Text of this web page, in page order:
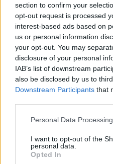
section to confirm your
opt-out request is processed
interest-based ads based on
us or personal information
your opt-out. You may
disclosure of your personal
IAB’s list of downstream
also be disclosed by us to
Downstream Participants that
Personal Data
I want to opt-out of the
personal data.
Opted In